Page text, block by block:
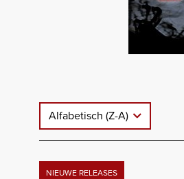
Alfabetisch (Z-A)
NIEUWE RELEASES